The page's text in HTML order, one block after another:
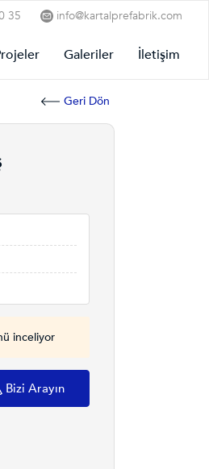
35 info@kartalprefabrik.com
Galeriler İletişim
Geri Dön
inceliyor
Bizi Arayın